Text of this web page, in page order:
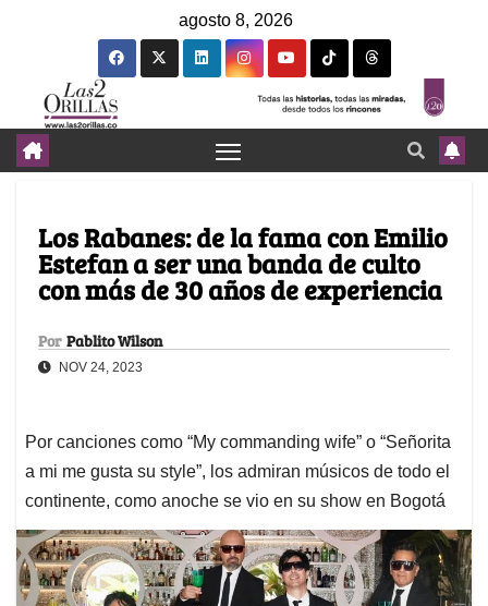
agosto 8, 2026
Los Rabanes: de la fama con Emilio
Estefan a ser una banda de culto
con más de 30 años de experiencia
Por Pablito Wilson
NOV 24, 2023
Por canciones como “My commanding wife” o “Señorita
a mi me gusta su style”, los admiran músicos de todo el
continente, como anoche se vio en su show en Bogotá